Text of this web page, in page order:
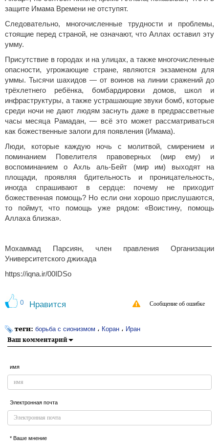
защите Имама Времени не отступят.
Следовательно, многочисленные трудности и проблемы,
стоящие перед страной, не означают, что Аллах оставил эту
умму.
Присутствие в городах и на улицах, а также многочисленные
опасности, угрожающие стране, являются экзаменом для
уммы. Тысячи шахидов — от воинов на линии сражений до
трёхлетнего ребёнка, бомбардировки домов, школ и
инфраструктуры, а также устрашающие звуки бомб, которые
среди ночи не дают людям заснуть даже в предрассветные
часы месяца Рамадан, — всё это может рассматриваться
как божественные залоги для появления (Имама).
Люди, которые каждую ночь с молитвой, смирением и
поминанием Повелителя правоверных (мир ему) и
воспоминанием о Ахль аль-Бейт (мир им) выходят на
площади, проявляя бдительность и проницательность,
иногда спрашивают в сердце: почему не приходит
божественная помощь? Но если они хорошо прислушаются,
то поймут, что помощь уже рядом: «Воистину, помощь
Аллаха близка».
Мохаммад Парсиян, член правления Организации
Университетского джихада
https://iqna.ir/00IDSo
0 Нравится Сообщение об ошибке
теги: борьба с сионизмом ، Коран ، Иран
Ваш комментарий
имя
Электронная почта
* Ваше мнение